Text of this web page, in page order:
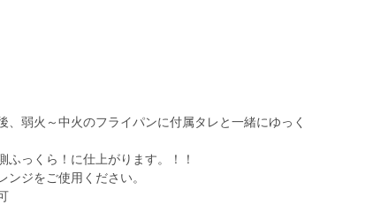
弱火～中火のフライパンに付属タレと一緒にゆっく
ふっくら！に仕上がります。！！
ジをご使用ください。